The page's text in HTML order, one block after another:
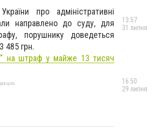
про адміністративні
направлено до суду, для
порушнику доведеться
485 грн.
на штраф у майже 13 тисяч
13:57
31 липня
16:50
29 липня